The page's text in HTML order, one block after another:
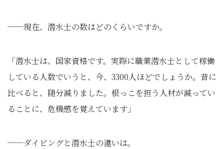
──現在、潜水士の数はどのくらいですか。
「潜水士は、国家資格です。実際に職業潜水士として稼働
している人数でいうと、今、3300人ほどでしょうか。昔に
比べると、随分減りました。根っこを担う人材が減ってい
ることに、危機感を覚えています」
──ダイビングと潜水士の違いは。